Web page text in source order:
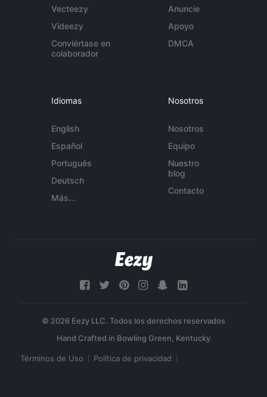
Vecteezy
Videezy
Conviértase en
colaborador
Anuncie
Apoyo
DMCA
Idiomas
English
Español
Português
Deutsch
Más...
Nosotros
Nosotros
Equipo
Nuestro
blog
Contacto
© 2026 Eezy LLC. Todos los derechos reservados
Términos de Uso Política de privacidad